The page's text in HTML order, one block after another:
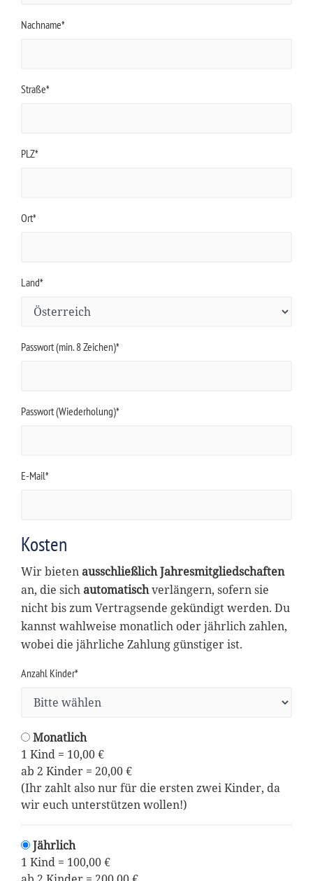
Nachname*
Straße*
PLZ*
Ort*
Land*
Passwort (min. 8 Zeichen)*
Passwort (Wiederholung)*
E-Mail*
Kosten
Wir bietenausschließlich Jahresmitgliedschaften
an, die sichautomatischverlängern, sofern sie
nicht bis zum Vertragsende gekündigt werden. Du
kannst wahlweise monatlich oder jährlich zahlen,
wobei die jährliche Zahlung günstiger ist.
Anzahl Kinder*
Monatlich
1 Kind = 10,00 €
ab 2 Kinder = 20,00 €
(Ihr zahlt also nur für die ersten zwei Kinder, da
wir euch unterstützen wollen!)
Jährlich
1 Kind = 100,00 €